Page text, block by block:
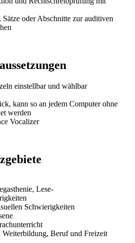
Sätze oder Abschnitte zur auditiven
einstellbar und wählbar
kann so an jedem Computer ohne
werden
Vocalizer
Lese-
Schwierigkeiten
Weiterbildung, Beruf und Freizeit